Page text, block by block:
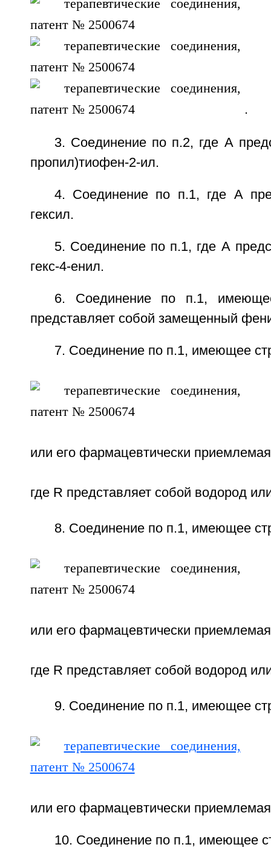
.
3. Соединение по п.2, где А
пропил)тиофен-2-ил.
4. Соединение по п.1, где А
гексил.
5. Соединение по п.1, где А
гекс-4-енил.
6. Соединение по п.1,
представляет собой замещенный
7. Соединение по п.1, имеющее
или его фармацевтически
где R представляет собой водород
8. Соединение по п.1, имеющее
или его фармацевтически
где R представляет собой водород
9. Соединение по п.1, имеющее
или его фармацевтически
10. Соединение по п.1, имеющее